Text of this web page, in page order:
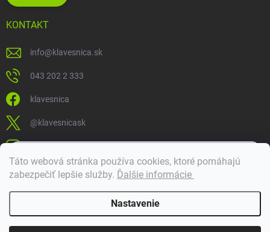
Táto webová stránka používa cookies, ktoré pomáhajú
zabezpečiť lepšie služby. Ďalšie informácie
Nastavenie
KONTAKT
info@klavesnica.sk
043 202 2 333
klavesnica
@klavesnicask
klavesnica_sk
Doprava a platba
Dobrý deň! 👋 Pomôžem vám nájsť správny diel. Napíšte mi.